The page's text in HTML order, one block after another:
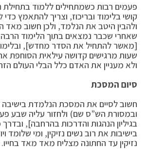
פעמים רבות כשמתחילים ללמוד
קושי בלימוד ובריכוז, וצריך להתאמץ
ולהבין היטב את הנלמד, ולכן חשוב מאד
שאחרי שכבר נמצאים בתוך הלימוד
[מאשר להתחיל את הסדר מחדש],
שעות מרגישים קדושה עילאית הסוחפת
ולא מעניין את האדם כלל הבלי העולם
סיום המסכת
חשוב לסיים את המסכת הנלמדת בישיבה
ובמסורת הש”ס שם) ולחזור עליה שבע
בגיליון הנהגות והדרכות בהרחבה],
בישיבות את רוב נשים נזיקין, ומי שלומד
נזיקין עד החתונה מצליח מאד מאד בחייו.